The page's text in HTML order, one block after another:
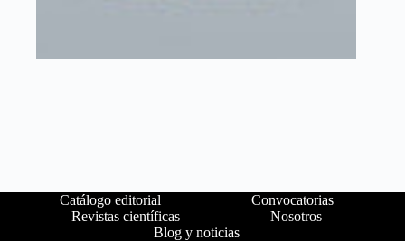
Catálogo editorial
Convocatorias
Revistas científicas
Nosotros
Blog y noticias